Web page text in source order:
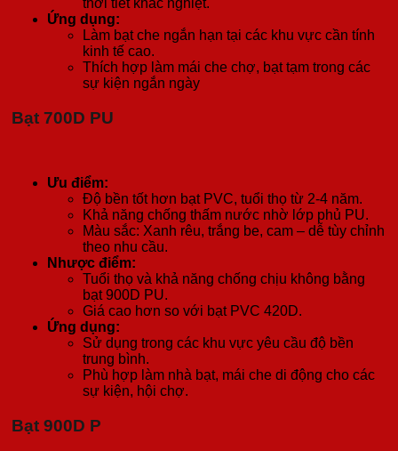
thời tiết khắc nghiệt.
Ứng dụng:
Làm bạt che ngắn hạn tại các khu vực cần tính
kinh tế cao.
Thích hợp làm mái che chợ, bạt tạm trong các
sự kiện ngắn ngày
Bạt 700D PU
Ưu điểm:
Độ bền tốt hơn bạt PVC, tuổi thọ từ 2-4 năm.
Khả năng chống thấm nước nhờ lớp phủ PU.
Màu sắc: Xanh rêu, trắng be, cam – dễ tùy chỉnh
theo nhu cầu.
Nhược điểm:
Tuổi thọ và khả năng chống chịu không bằng
bạt 900D PU.
Giá cao hơn so với bạt PVC 420D.
Ứng dụng:
Sử dụng trong các khu vực yêu cầu độ bền
trung bình.
Phù hợp làm nhà bạt, mái che di động cho các
sự kiện, hội chợ.
Bạt 900D P